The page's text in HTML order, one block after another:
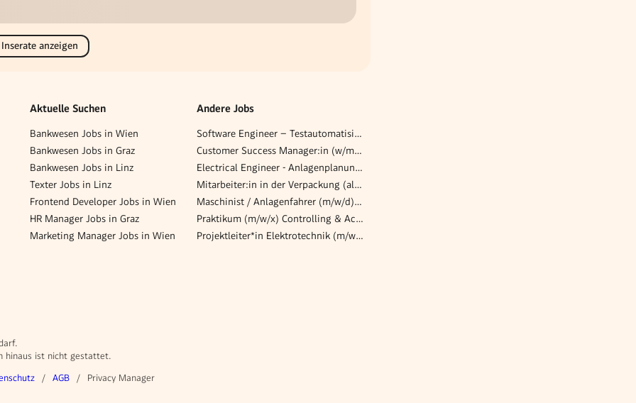
anzeigen
Aktuelle Suchen
Bankwesen Jobs in Wien
Bankwesen Jobs in Graz
Bankwesen Jobs in Linz
Texter Jobs in Linz
Frontend Developer Jobs in Wien
HR Manager Jobs in Graz
Marketing Manager Jobs in Wien
Andere Jobs
Software Engineer – Testautomatisierung / SDET (w/m/d)
Customer Success Manager:in (w/m/d)
Electrical Engineer - Anlagenplanung (w/m/d)
Mitarbeiter:in in der Verpackung (all genders) in einer Großküche
Maschinist / Anlagenfahrer (m/w/d) im 2 Schichtbetrieb
Praktikum (m/w/x) Controlling & Accounting (EU-Projekte)
Projektleiter*in Elektrotechnik (m/w/d)
hinaus ist nicht gestattet.
AGB Privacy Manager